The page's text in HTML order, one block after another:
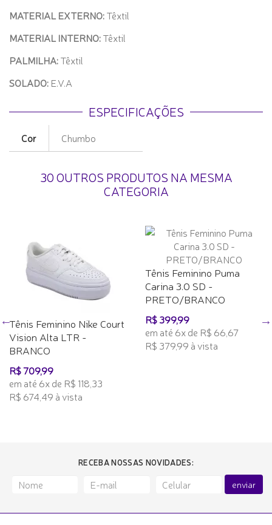
MATERIAL EXTERNO:Têxtil
MATERIAL INTERNO:Têxtil
PALMILHA:Têxtil
SOLADO: E.V.A
ESPECIFICAÇÕES
Cor Chumbo
30 OUTROS PRODUTOS NA MESMA
CATEGORIA
Tênis Feminino Nike Court
Vision Alta LTR -
BRANCO
R$ 709,99
em até 6x de R$ 118,33
R$ 674,49 à vista
Tênis Feminino Puma
Carina 3.0 SD -
PRETO/BRANCO
R$ 399,99
em até 6x de R$ 66,67
R$ 379,99 à vista
RECEBA NOSSAS NOVIDADES:
enviar